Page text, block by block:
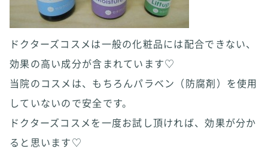
ドクターズコスメは一般の化粧品には配合できない、
効果の高い成分が含まれています♡
当院のコスメは、もちろんパラベン（防腐剤）を使用
していないので安全です。
ドクターズコスメを一度お試し頂ければ、効果が分か
ると思います♡